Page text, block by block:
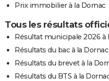
Prix immobilier à la Dornac
Tous les résultats
Résultat municipale 2026 à
Résultats du bac à la Dornac
Résultats du brevet à la
Résultats du BTS à la